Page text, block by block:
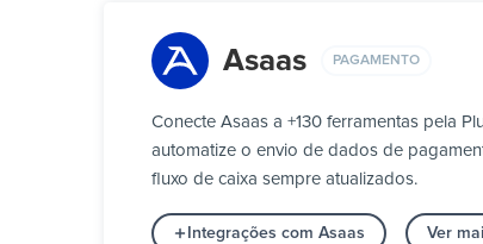
Asaas PAGAMENTO
Conecte Asaas a +130 ferramentas pela
automatize o envio de dados de
fluxo de caixa sempre atualizados.
Integrações com Asaas Ver